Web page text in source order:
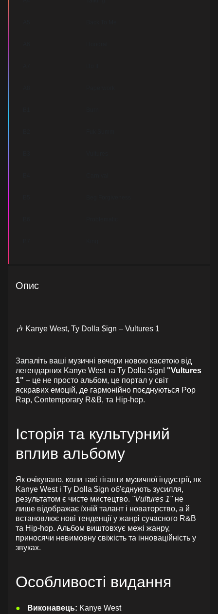
Опис
🎶 Kanye West, Ty Dolla $ign – Vultures 1
Запаліть ваші музичні вечори новою касетою від
легендарних Kanye West та Ty Dolla $ign! "Vultures
1" – це не просто альбом, це портал у світ
яскравих емоцій, де гармонійно поєднуються Pop
Rap, Contemporary R&B, та Hip-hop.
Історія та культурний
вплив альбому
Як очікувано, коли такі гіганти музичної індустрії, як
Kanye West і Ty Dolla $ign об'єднують зусилля,
результатом є чисте мистецтво. "Vultures 1"не
лише відображає їхній талант і новаторство, а й
встановлює нові тенденції у жанрі сучасного R&B
та Hip-hop. Альбом виштовхує межі жанру,
приносячи невимовну свіжість та інноваційність у
звуках.
Особливості видання
Виконавець: Kanye West